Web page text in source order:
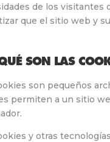
de los visitantes
que el sitio web y
SON LAS
son pequeños
permiten a un sitio
y otras